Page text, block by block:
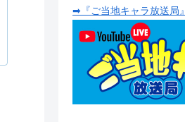
➡『ご当地キャラ放送局』